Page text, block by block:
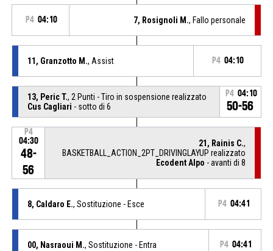
P4 04:10 7, Rosignoli M., Fallo personale
11, Granzotto M., Assist P4 04:10
13, Peric T., 2 Punti - Tiro in sospensione realizzato
Cus Cagliari - sotto di 6
P4 04:10
50-56
P4
04:30
48-
56
21, Rainis C.,
BASKETBALL_ACTION_2PT_DRIVINGLAYUP realizzato
Ecodent Alpo - avanti di 8
8, Caldaro E., Sostituzione - Esce P4 04:41
00, Nasraoui M., Sostituzione - Entra P4 04:41